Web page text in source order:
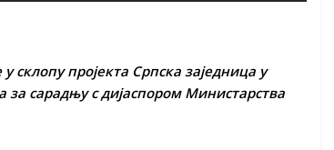
склопу пројекта Српска заједница у
сарадњу с дијаспором Министарства